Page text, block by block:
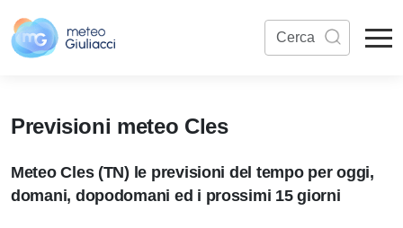
Previsioni meteo Cles
Meteo Cles (TN) le previsioni del tempo per oggi,
domani, dopodomani ed i prossimi 15 giorni